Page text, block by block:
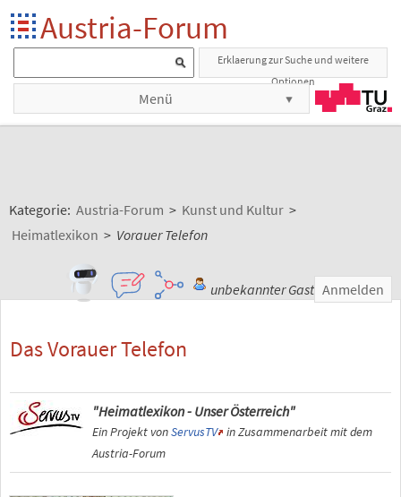
Austria-Forum
Erklaerung zur Suche und weitere
Optionen
Menü
Kategorie: Austria-Forum > Kunst und Kultur >
Heimatlexikon > Vorauer Telefon
unbekannter Gast Anmelden
Das Vorauer Telefon
"Heimatlexikon - Unser Österreich"
Ein Projekt vonServusTV in Zusammenarbeit mit dem
Austria-Forum